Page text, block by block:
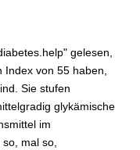
gelesen,
von 55 haben,
Sie stufen
glykämische
im
mal so,